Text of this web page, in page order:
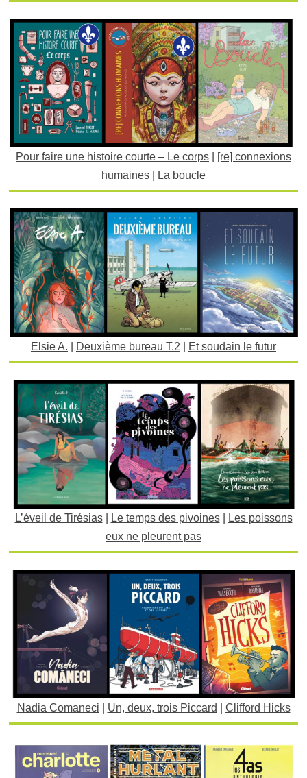
Pour faire une histoire courte – Le corps
[re] connexions
humaines
La boucle
Elsie A. Deuxième bureau T.2 Et soudain le futur
L’éveil de Tirésias| Le temps des pivoines|
Les poissons
eux ne pleurent pas
Nadia Comaneci Un, deux, trois Piccard Clifford Hicks